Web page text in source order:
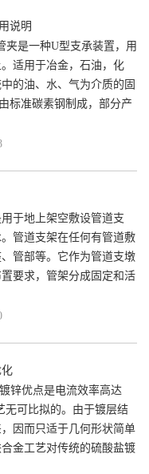
说明
夹是一种U型支承装置，用
适用于冶金，石油，化
的油、水、气为介质的固
标准碳素钢制成，部分产
于地上架空敷设管道支
管道支架在任何有管道敷
管部等。它作为管道支墩
要求，管架分成固定和活
锌优点是电流效率高达
无可比拟的。由于镀层结
因而只适于几何形状简单
金工艺对传统的硫酸盐镀